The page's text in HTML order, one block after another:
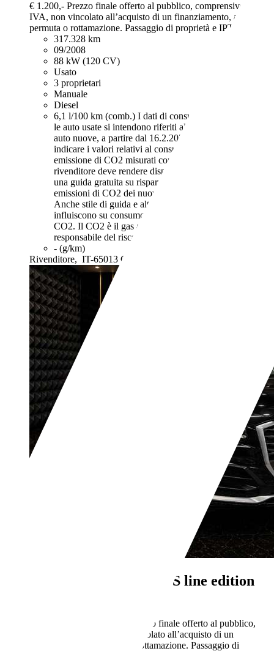
€ 1.200,- Prezzo finale offerto al pubblico, comprensivo di
IVA, non vincolato all’acquisto di un finanziamento, a
permuta o rottamazione. Passaggio di proprietà e IPT esclusi.
317.328 km
09/2008
88 kW (120 CV)
Usato
3 proprietari
Manuale
Diesel
6,1 l/100 km (comb.) I dati di consumi ed emissioni per
le auto usate si intendono riferiti al ciclo NEDC. Per le
auto nuove, a partire dal 16.2.2021, iI rivenditore deve
indicare i valori relativi al consumo di carburante ed
emissione di CO2 misurati con il ciclo WLTP. Il
rivenditore deve rendere disponibile nel punto vendita
una guida gratuita su risparmio di carburante e
emissioni di CO2 dei nuovi modelli di autovetture.
Anche stile di guida e altri fattori non tecnici
influiscono su consumo di carburante e emissioni di
CO2. Il CO2 è il gas a effetto serra principalmente
responsabile del riscaldamento terrestre.
- (g/km)
Rivenditore, IT-65013 Città Sant'Angelo
Q2 40 2.0 tfsi S line edition
Prezzo finale offerto al pubblico,
comprensivo di IVA, non vincolato all’acquisto di un
finanziamento, a permuta o rottamazione. Passaggio di